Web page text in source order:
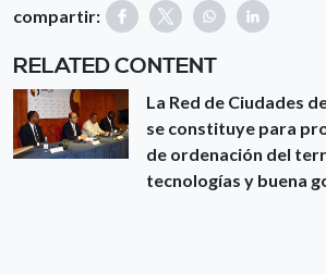
compartir:
RELATED CONTENT
La Red de Ciudades
se constituye para
de ordenación del
tecnologías y buena